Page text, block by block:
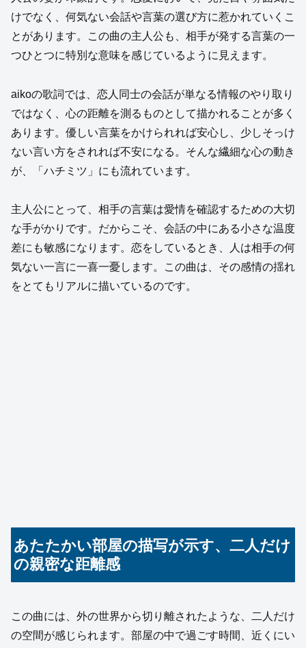
けでなく、何気ない会話や言葉の選び方に惹かれていくこ
とがあります。この曲の主人公も、相手が発する言葉の一
つひとつに特別な意味を感じているように見えます。
aikoの歌詞では、恋人同士の会話が単なる情報のやり取り
ではなく、心の距離を測るものとして描かれることが多く
あります。優しい言葉をかけられれば安心し、少しそっけ
ない言い方をされれば不安になる。そんな繊細な心の動き
が、「ハチミツ」にも流れています。
主人公にとって、相手の言葉は愛情を確認するための大切
な手がかりです。だからこそ、会話の中にある小さな温度
差にも敏感になります。恋をしているとき、人は相手の何
気ない一言に一喜一憂します。この曲は、その感情の揺れ
をとてもリアルに描いているのです。
あたたかい部屋の描写が示す、二人だけ
の親密な距離感
この曲には、外の世界から切り離されたような、二人だけ
の空間が感じられます。部屋の中で過ごす時間、近くにい